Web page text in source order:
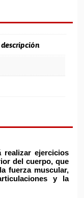
realizar ejercicios
del cuerpo,que
fuerza muscular,
y la